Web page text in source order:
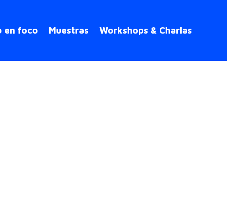
en foco Muestras Workshops & Charlas